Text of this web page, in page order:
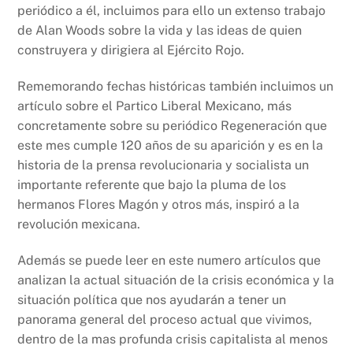
periódico a él, incluimos para ello un extenso trabajo
de Alan Woods sobre la vida y las ideas de quien
construyera y dirigiera al Ejército Rojo.
Rememorando fechas históricas también incluimos un
artículo sobre el Partico Liberal Mexicano, más
concretamente sobre su periódico Regeneración que
este mes cumple 120 años de su aparición y es en la
historia de la prensa revolucionaria y socialista un
importante referente que bajo la pluma de los
hermanos Flores Magón y otros más, inspiró a la
revolución mexicana.
Además se puede leer en este numero artículos que
analizan la actual situación de la crisis económica y la
situación política que nos ayudarán a tener un
panorama general del proceso actual que vivimos,
dentro de la mas profunda crisis capitalista al menos